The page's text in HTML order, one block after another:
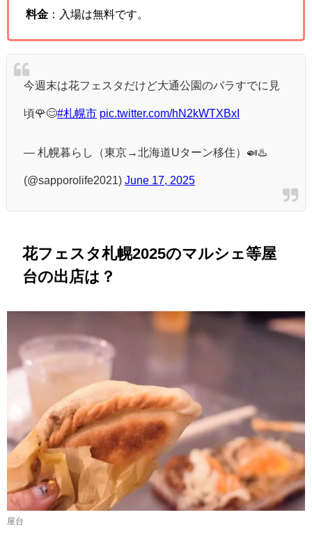
料金 ：入場は無料です。
今週末は花フェスタだけど大通公園のバラすでに見
頃🌹😊#札幌市 pic.twitter.com/hN2kWTXBxI
— 札幌暮らし（東京→北海道Uターン移住）🍛♨️
(@sapporolife2021) June 17, 2025
花フェスタ札幌2025のマルシェ等屋
台の出店は？
屋台